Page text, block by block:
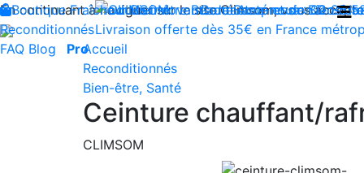
En continuant à naviguer sur le site Climsom, vous
Produits innovants de Santé et de Bien-
Livraison offerte dès 35€ en France
Contactez-nous : 02 85
Boutique Fraîcheur Bien-être Beauté Acupression Dos
Reconditionnés
FAQ Blog ProAccueil
Reconditionnés
Bien-être, Santé
Ceinture chauffant/
CLIMSOM